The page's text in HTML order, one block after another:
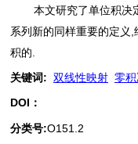
本文研究了单位积决
系列新的同样重要的定义
积的.
关键词: 双线性映射 零
DOI：
分类号:O151.2